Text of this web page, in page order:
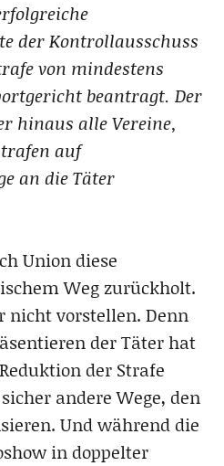
der Kontrollausschuss
von mindestens
beantragt. Der
hinaus alle Vereine,
auf
an die Täter
Union diese
Weg zurückholt.
nicht vorstellen. Denn
der Täter hat
der Strafe
andere Wege, den
Und während die
in doppelter